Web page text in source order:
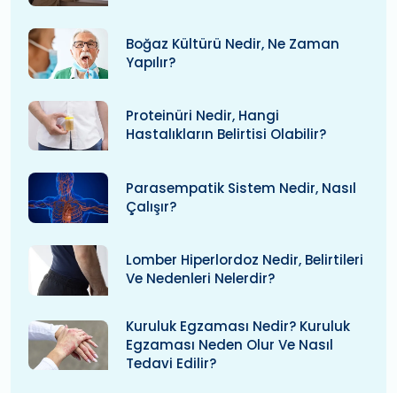
Boğaz Kültürü Nedir, Ne Zaman
Yapılır?
Proteinüri Nedir, Hangi
Hastalıkların Belirtisi Olabilir?
Parasempatik Sistem Nedir, Nasıl
Çalışır?
Lomber Hiperlordoz Nedir, Belirtileri
Ve Nedenleri Nelerdir?
Kuruluk Egzaması Nedir? Kuruluk
Egzaması Neden Olur Ve Nasıl
Tedavi Edilir?